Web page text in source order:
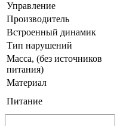
Управление
Производитель
Встроенный динамик
Тип нарушений
Масса, (без источников
питания)
Материал
Питание